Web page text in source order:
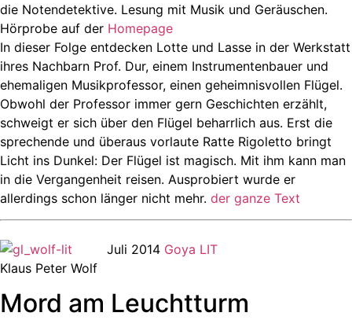
die Notendetektive. Lesung mit Musik und Geräuschen.
Hörprobe auf der Homepage
In dieser Folge entdecken Lotte und Lasse in der Werkstatt
ihres Nachbarn Prof. Dur, einem Instrumentenbauer und
ehemaligen Musikprofessor, einen geheimnisvollen Flügel.
Obwohl der Professor immer gern Geschichten erzählt,
schweigt er sich über den Flügel beharrlich aus. Erst die
sprechende und überaus vorlaute Ratte Rigoletto bringt
Licht ins Dunkel: Der Flügel ist magisch. Mit ihm kann man
in die Vergangenheit reisen. Ausprobiert wurde er
allerdings schon länger nicht mehr. der ganze Text
Juli 2014 Goya LIT
Klaus Peter Wolf
Mord am Leuchtturm